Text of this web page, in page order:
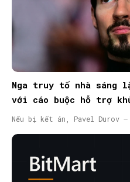
Nga truy tố nhà sáng
với cáo buộc hỗ trợ
nã quốc tế
Nếu bị kết án, Pavel Durov